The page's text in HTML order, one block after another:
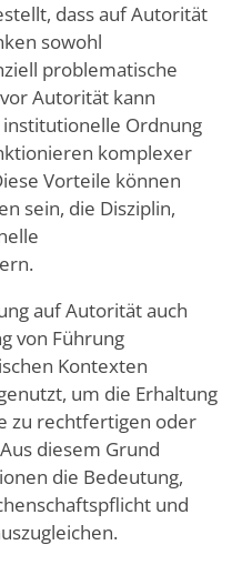
dass auf Autorität
sowohl
problematische
Autorität kann
Ordnung
komplexer
Vorteile können
sein, die Disziplin,
auf Autorität auch
von Führung
Kontexten
um die Erhaltung
zu rechtfertigen oder
diesem Grund
die Bedeutung,
und